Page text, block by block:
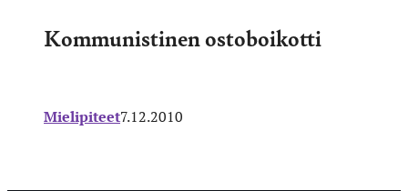
Kommunistinen ostoboikotti
Mielipiteet7.12.2010